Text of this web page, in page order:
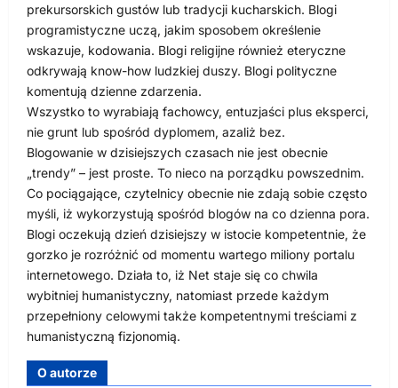
prekursorskich gustów lub tradycji kucharskich. Blogi
programistyczne uczą, jakim sposobem określenie
wskazuje, kodowania. Blogi religijne również eteryczne
odkrywają know-how ludzkiej duszy. Blogi polityczne
komentują dzienne zdarzenia.
Wszystko to wyrabiają fachowcy, entuzjaści plus eksperci,
nie grunt lub spośród dyplomem, azaliż bez.
Blogowanie w dzisiejszych czasach nie jest obecnie
„trendy” – jest proste. To nieco na porządku powszednim.
Co pociągające, czytelnicy obecnie nie zdają sobie często
myśli, iż wykorzystują spośród blogów na co dzienna pora.
Blogi oczekują dzień dzisiejszy w istocie kompetentnie, że
gorzko je rozróżnić od momentu wartego miliony portalu
internetowego. Działa to, iż Net staje się co chwila
wybitniej humanistyczny, natomiast przede każdym
przepełniony celowymi także kompetentnymi treściami z
humanistyczną fizjonomią.
O autorze